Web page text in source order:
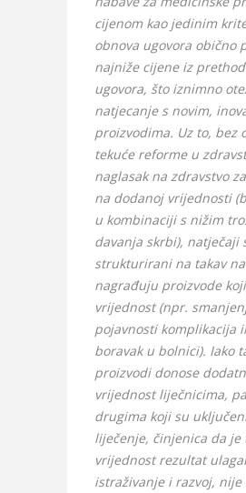
cijenom kao jedinim
obnova ugovora obično
najniže cijene iz
ugovora, što iznimno
natjecanje s novim,
proizvodima. Uz to, bez
tekuće reforme u
naglasak na zdravstvo
na dodanoj vrijednosti
u kombinaciji s nižim
davanja skrbi), natječaji
strukturirani na takav
nagrađuju proizvode
vrijednost (npr.
pojavnosti komplikacija
boravak u bolnici). Iako
proizvodi donose
vrijednost liječnicima,
drugima koji su
liječenje, činjenica da je
vrijednost rezultat
istraživanje i razvoj, nije